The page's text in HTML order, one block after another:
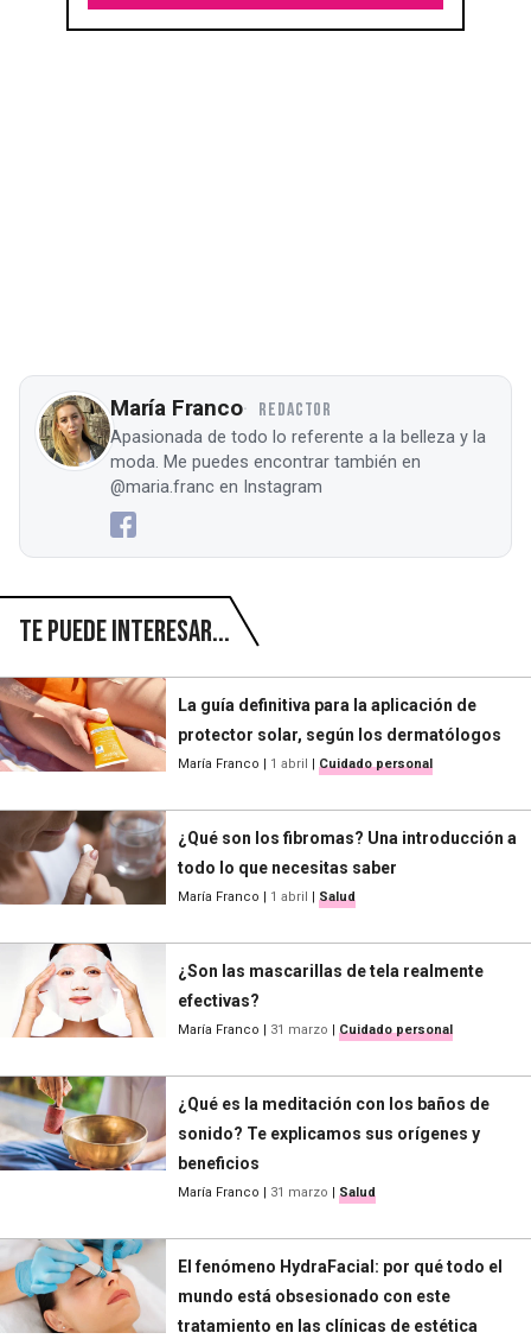
María Franco REDACTOR
Apasionada de todo lo referente a la belleza y la
moda. Me puedes encontrar también en
@maria.franc en Instagram
Te puede interesar...
La guía definitiva para la aplicación de
protector solar, según los dermatólogos
María Franco 1 abril Cuidado personal
¿Qué son los fibromas? Una introducción a
todo lo que necesitas saber
María Franco 1 abril Salud
¿Son las mascarillas de tela realmente
efectivas?
María Franco 31 marzo Cuidado personal
¿Qué es la meditación con los baños de
sonido? Te explicamos sus orígenes y
beneficios
María Franco 31 marzo Salud
El fenómeno HydraFacial: por qué todo el
mundo está obsesionado con este
tratamiento en las clínicas de estética